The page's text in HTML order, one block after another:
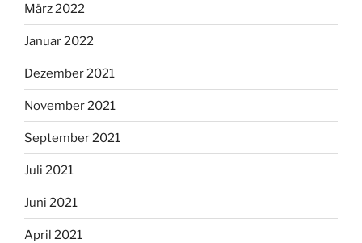
März 2022
Januar 2022
Dezember 2021
November 2021
September 2021
Juli 2021
Juni 2021
April 2021